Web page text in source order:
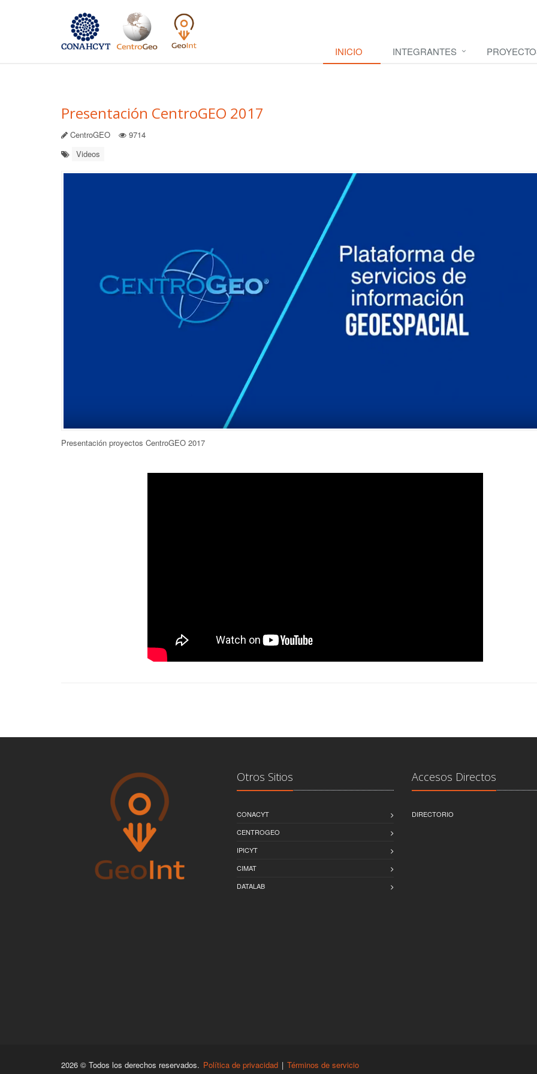
INICIO INTEGRANTES
Presentación CentroGEO 2017
CentroGEO
9714
Videos
Presentación proyectos CentroGEO 2017
Otros Sitios
CONACYT
CENTROGEO
IPICYT
CIMAT
DATALAB
Accesos Directos
DIRECTORIO
2026 © Todos los derechos reservados. Política de privacidad | Términos de servicio